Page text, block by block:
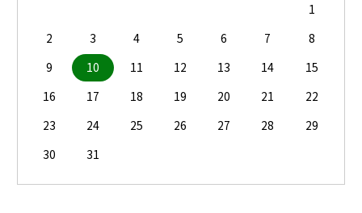
1
2
3 4 5 6 7
8
9
10 11 12 13 14
15
16
17 18 19 20 21
22
23
24 25 26 27 28
29
30
31